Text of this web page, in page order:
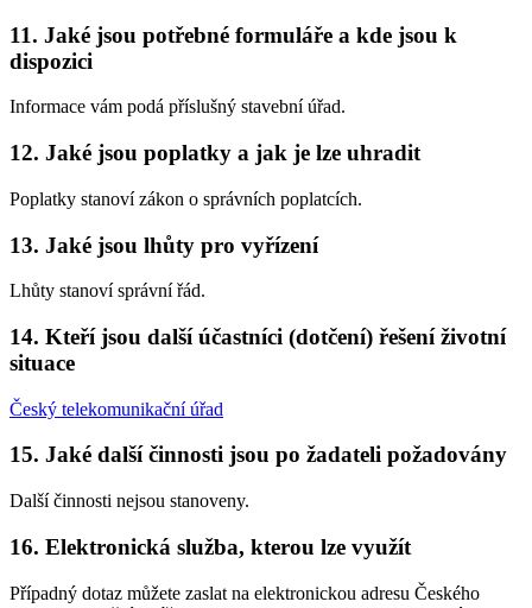
11. Jaké jsou potřebné formuláře a kde jsou k
dispozici
Informace vám podá příslušný stavební úřad.
12. Jaké jsou poplatky a jak je lze uhradit
Poplatky stanoví zákon o správních poplatcích.
13. Jaké jsou lhůty pro vyřízení
Lhůty stanoví správní řád.
14. Kteří jsou další účastníci (dotčení) řešení životní
situace
Český telekomunikační úřad
15. Jaké další činnosti jsou po žadateli požadovány
Další činnosti nejsou stanoveny.
16. Elektronická služba, kterou lze využít
Případný dotaz můžete zaslat na elektronickou adresu Českého